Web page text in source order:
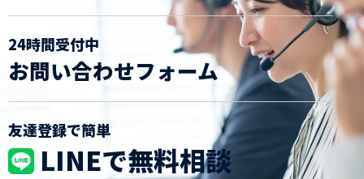
24時間受付中
お問い合わせフォーム
友達登録で簡単
LINEで無料相談